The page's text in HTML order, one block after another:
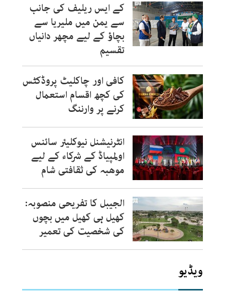
کے ایس ریلیف کی جانب
سے یمن میں ملیریا سے
بچاؤ کے لیے مچھر دانیاں
تقسیم
کافی اور چاکلیٹ پروڈکٹس
کی کچھ اقسام استعمال
کرنے پر وارننگ
انٹرنیشنل نیوکلیئر سائنس
اولمپیاڈ کے شرکاء کے لیے
موھبہ کی ثقافتی شام
الجیبل کا تفریحی منصوبہ:
کھیل ہی کھیل میں بچوں
کی شخصیت کی تعمیر
ویڈیو